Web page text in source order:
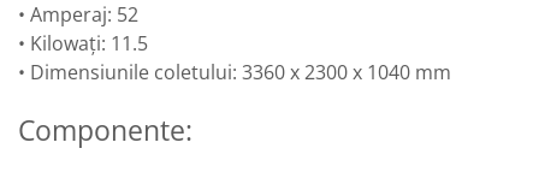
• Amperaj: 52
• Kilowați: 11.5
• Dimensiunile coletului: 3360 x 2300 x 1040 mm
Componente: